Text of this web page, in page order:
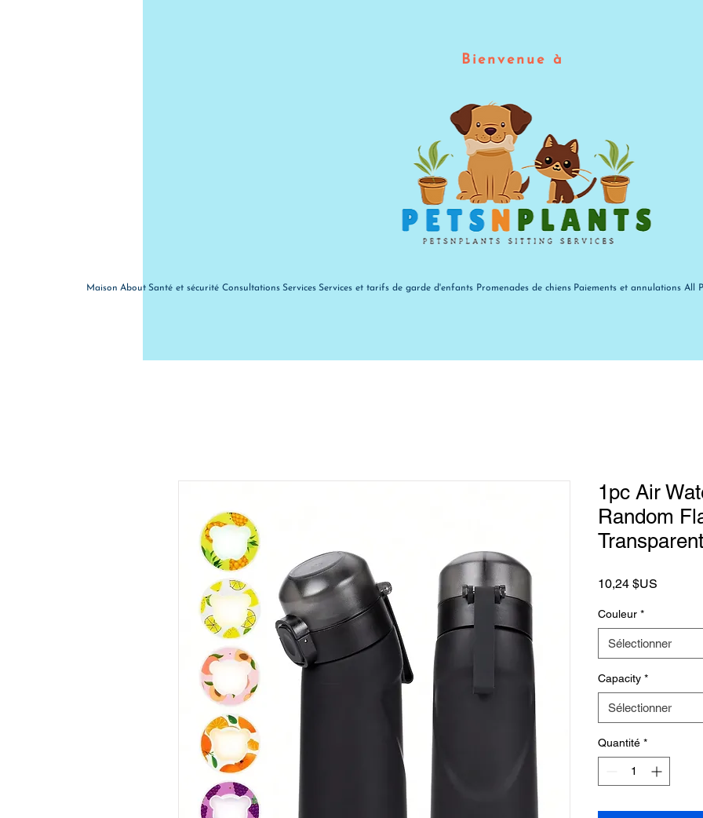
Bienvenue à
Maison About Santé et sécurité Consultations Services Services et tarifs de garde d'enfants Promenades de chiens Paiements et annulations All
1pc Air
Random
10,24 $US
Couleur *
Sélectionner
Capacity *
Sélectionner
Quantité *